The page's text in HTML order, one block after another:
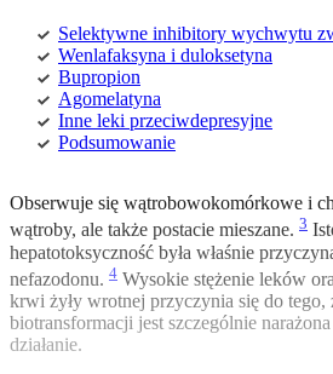
Selektywne inhibitory wychwytu
Wenlafaksyna i duloksetyna
Bupropion
Agomelatyna
Inne leki przeciwdepresyjne
Podsumowanie
Obserwuje się wątrobowokomórkowe i
wątroby, ale także postacie mieszane. 3
hepatotoksyczność była właśnie
nefazodonu. 4 Wysokie stężenie leków
krwi żyły wrotnej przyczynia się do tego,
biotransformacji jest szczególnie
działanie.